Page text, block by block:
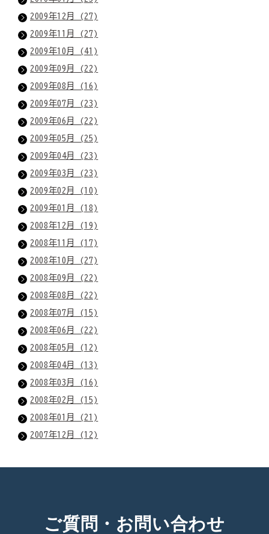
2009年12月 (27)
2009年11月 (27)
2009年10月 (41)
2009年09月 (22)
2009年08月 (16)
2009年07月 (23)
2009年06月 (22)
2009年05月 (25)
2009年04月 (23)
2009年03月 (23)
2009年02月 (10)
2009年01月 (18)
2008年12月 (19)
2008年11月 (17)
2008年10月 (27)
2008年09月 (22)
2008年08月 (22)
2008年07月 (15)
2008年06月 (22)
2008年05月 (12)
2008年04月 (13)
2008年03月 (16)
2008年02月 (15)
2008年01月 (21)
2007年12月 (12)
ご質問・お問い合わせ